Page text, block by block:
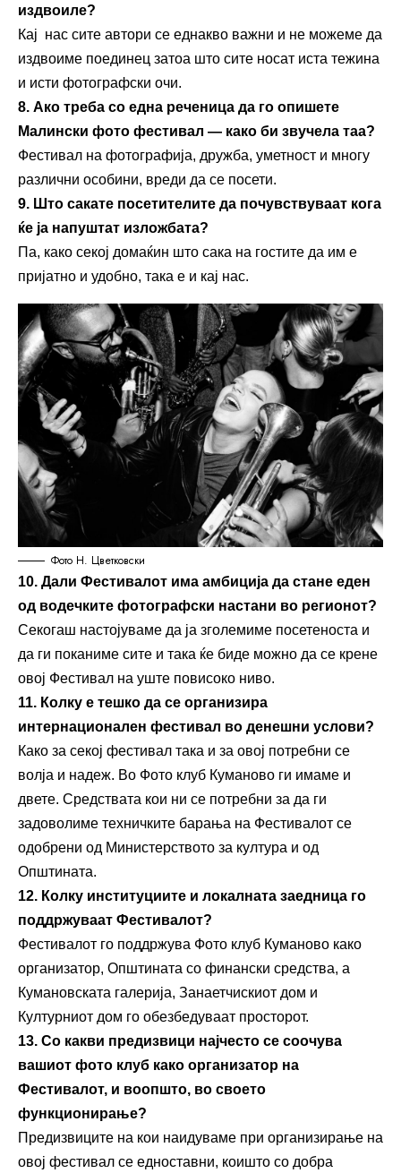
издвоиле?
Кај нас сите автори се еднакво важни и не можеме да
издвоиме поединец затоа што сите носат иста тежина
и исти фотографски очи.
8. Ако треба со една реченица да го опишете
Малински фото фестивал — како би звучела таа?
Фестивал на фотографија, дружба, уметност и многу
различни особини, вреди да се посети.
9. Што сакате посетителите да почувствуваат кога
ќе ја напуштат изложбата?
Па, како секој домаќин што сака на гостите да им е
пријатно и удобно, така е и кај нас.
Фото Н. Цветковски
10. Дали Фестивалот има амбиција да стане еден
од водечките фотографски настани во регионот?
Секогаш настојуваме да ја зголемиме посетеноста и
да ги поканиме сите и така ќе биде можно да се крене
овој Фестивал на уште повисоко ниво.
11. Колку е тешко да се организира
интернационален фестивал во денешни услови?
Како за секој фестивал така и за овој потребни се
волја и надеж. Во Фото клуб Куманово ги имаме и
двете. Средствата кои ни се потребни за да ги
задоволиме техничките барања на Фестивалот се
одобрени од Министерството за култура и од
Општината.
12. Колку институциите и локалната заедница го
поддржуваат Фестивалот?
Фестивалот го поддржува Фото клуб Куманово како
организатор, Општината со финански средства, а
Кумановската галерија, Занаетчискиот дом и
Културниот дом го обезбедуваат просторот.
13. Со какви предизвици најчесто се соочува
вашиот фото клуб како организатор на
Фестивалот, и воопшто, во своето
функционирање?
Предизвиците на кои наидуваме при организирање на
овој фестивал се едноставни, коишто со добра